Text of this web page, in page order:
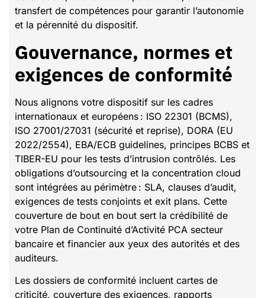
transfert de compétences pour garantir l’autonomie
et la pérennité du dispositif.
Gouvernance, normes et
exigences de conformité
Nous alignons votre dispositif sur les cadres
internationaux et européens : ISO 22301 (BCMS),
ISO 27001/27031 (sécurité et reprise), DORA (EU
2022/2554), EBA/ECB guidelines, principes BCBS et
TIBER-EU pour les tests d’intrusion contrôlés. Les
obligations d’outsourcing et la concentration cloud
sont intégrées au périmètre : SLA, clauses d’audit,
exigences de tests conjoints et exit plans. Cette
couverture de bout en bout sert la crédibilité de
votre Plan de Continuité d’Activité PCA secteur
bancaire et financier aux yeux des autorités et des
auditeurs.
Les dossiers de conformité incluent cartes de
criticité, couverture des exigences, rapports